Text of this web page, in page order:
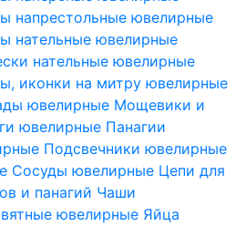
напрестольные ювелирные
нательные ювелирные
нательные ювелирные
иконки на митру ювелирные
ювелирные Мощевики и
ювелирные Панагии
Подсвечники ювелирные
Сосуды ювелирные Цепи для
и панагий Чаши
ювелирные Яйца